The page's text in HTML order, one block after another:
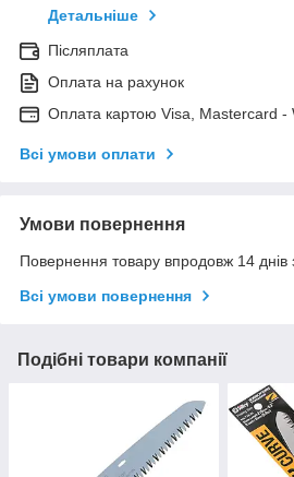
Детальніше
Післяплата
Оплата на рахунок
Оплата картою Visa, Mastercard -
Всі умови оплати
Умови повернення
Повернення товару впродовж 14 днів
Всі умови повернення
Подібні товари компанії